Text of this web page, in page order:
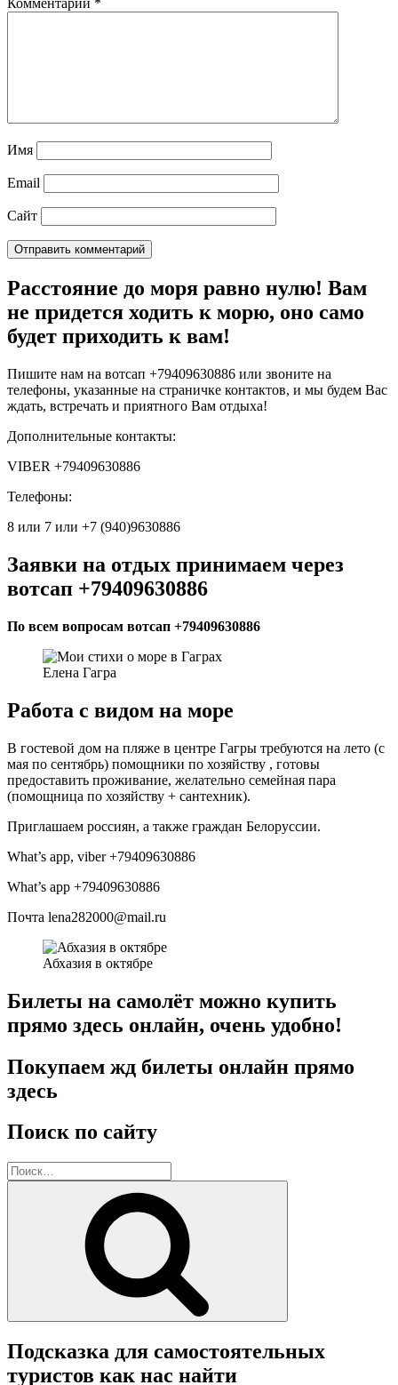
Комментарий *
Имя
Email
Сайт
Расстояние до моря равно нулю! Вам
не придется ходить к морю, оно само
будет приходить к вам!
Пишите нам на вотсап +79409630886 или звоните на
телефоны, указанные на страничке контактов, и мы будем Вас
ждать, встречать и приятного Вам отдыха!
Дополнительные контакты:
VIBER +79409630886
Телефоны:
8 или 7 или +7 (940)9630886
Заявки на отдых принимаем через
вотсап +79409630886
По всем вопросам вотсап +79409630886
Елена Гагра
Работа с видом на море
В гостевой дом на пляже в центре Гагры требуются на лето (с
мая по сентябрь) помощники по хозяйству , готовы
предоставить проживание, желательно семейная пара
(помощница по хозяйству + сантехник).
Приглашаем россиян, а также граждан Белоруссии.
What’s app, viber +79409630886
What’s app +79409630886
Почта lena282000@mail.ru
Абхазия в октябре
Билеты на самолёт можно купить
прямо здесь онлайн, очень удобно!
Покупаем жд билеты онлайн прямо
здесь
Поиск по сайту
Искать:
Подсказка для самостоятельных
туристов как нас найти